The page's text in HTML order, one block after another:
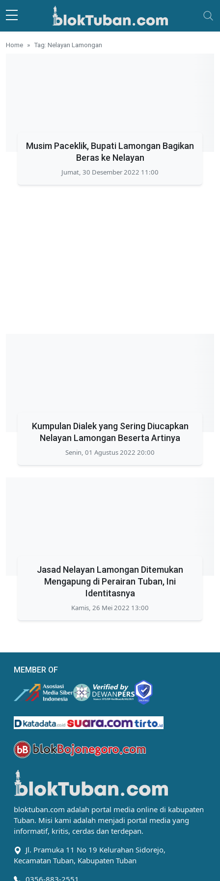
Skip to main content
Home Tag: Nelayan Lamongan
Musim Paceklik, Bupati Lamongan Bagikan
Beras ke Nelayan
Jumat, 30 Desember 2022 11:00
Kumpulan Dialek yang Sering Diucapkan
Nelayan Lamongan Beserta Artinya
Senin, 01 Agustus 2022 20:00
Jasad Nelayan Lamongan Ditemukan
Mengapung di Perairan Tuban, Ini
Identitasnya
Kamis, 26 Mei 2022 13:00
MEMBER OF
bloktuban.com adalah portal media online di kabupaten
Tuban. Misi kami adalah menjadi portal media yang
informatif, kritis, cerdas dan terdepan.
Jl. Pramuka 11 No 19 Kelurahan Sidorejo,
Kecamatan Tuban, Kabupaten Tuban